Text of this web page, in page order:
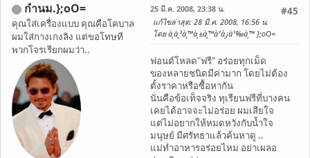
กำนม.};oO=
คุณใส่เครื่องแบบ คุณคือโคบาล
ผมใส่กางเกงลิง แต่ขอโทษที
พวกโจรเรียกผมว่า..
#45
25 มี.ค. 2008, 23:38 น.
แก้ไขล่าสุด: 28 มี.ค. 2008, 16:56 น.
โดย à¸à¸³à¸™à¸±à¸™à¹à¸¡à¹‰à¸™ };oO=
ฟอนต์โหลด"ฟรี" อร่อยทุกเม็ด
ของหลายชนิดมีค่ามาก โดยไม่ต้อง
ตั้งราคาหรือซื้อหากัน
นั่นคือข้อเท็จจริง ทุเรียนฟรีที่บางคน
เคยได้อาจจะไม่อร่อย ผมเสียใจ
แต่ไม่อยากให้หมดหวังกับน้ำใจ
มนุษย์ มีศรัทธาแล้วค้นหาดู ..
แม่ทำอาหารอร่อยไหม อย่าเผลอ